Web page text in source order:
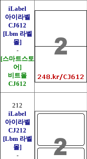
iLabel
아이라벨
CJ612
[Lbm 라벨
몰]
-
[스마트스토
어]
비트몰
CJ612
212
iLabel
아이라벨
CJ212
[Lbm 라벨
몰]
-